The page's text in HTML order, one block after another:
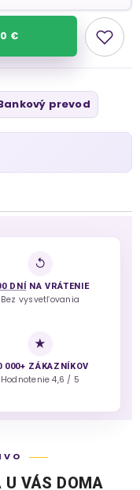
€
prevod
↺
DNÍ NA VRÁTENIE
Bez vysvetľovania
★
000+ ZÁKAZNÍKOV
Hodnotenie 4,6 / 5
VÁS DOMA